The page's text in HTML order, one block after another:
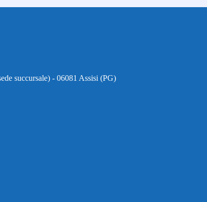
succursale) - 06081 Assisi (PG)